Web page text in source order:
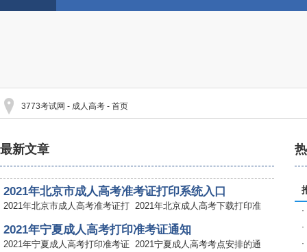
3773考试网 - 成人高考 - 首页
最新文章
2021年北京市成人高考准考证打印系统入口
2021年北京市成人高考准考证打 2021年北京成人高考下载打印准
2021年宁夏成人高考打印准考证通知
2021年宁夏成人高考打印准考证 2021宁夏成人高考考点安排的通
·
·
·